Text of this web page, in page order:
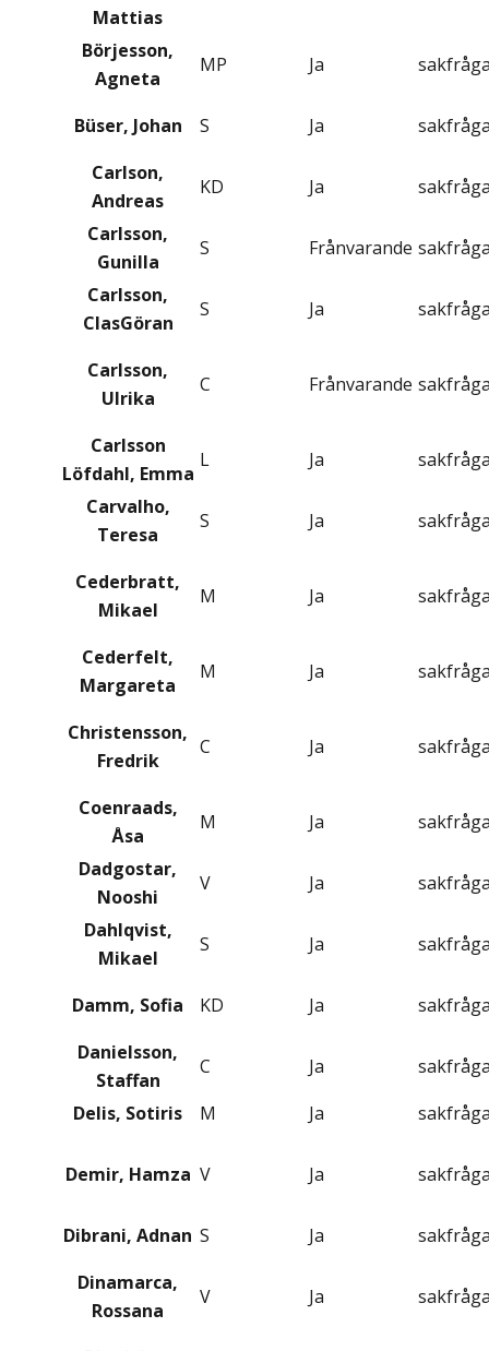
Mattias
Börjesson,
Agneta
MP Ja
Büser, Johan S Ja
Carlson,
Andreas
KD Ja
Carlsson,
Gunilla
S Frånvarande
Carlsson,
ClasGöran
S Ja
Carlsson,
Ulrika
C Frånvarande
Carlsson
Löfdahl, Emma
L Ja
Carvalho,
Teresa
S Ja
Cederbratt,
Mikael
M Ja
Cederfelt,
Margareta
M Ja
Christensson,
Fredrik
C Ja
Coenraads,
Åsa
M Ja
Dadgostar,
Nooshi
V Ja
Dahlqvist,
Mikael
S Ja
Damm, Sofia KD Ja
Danielsson,
Staffan
C Ja
Delis, Sotiris
M Ja
Demir, Hamza V Ja
Dibrani, Adnan S Ja
Dinamarca,
Rossana
V Ja